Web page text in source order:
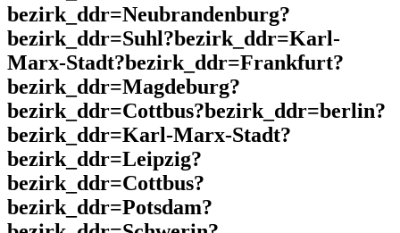
bezirk_ddr=Neubrandenburg?
bezirk_ddr=Suhl?bezirk_ddr=Karl-
Marx-Stadt?bezirk_ddr=Frankfurt?
bezirk_ddr=Magdeburg?
bezirk_ddr=Cottbus?bezirk_ddr=berlin?
bezirk_ddr=Karl-Marx-Stadt?
bezirk_ddr=Leipzig?
bezirk_ddr=Cottbus?
bezirk_ddr=Potsdam?